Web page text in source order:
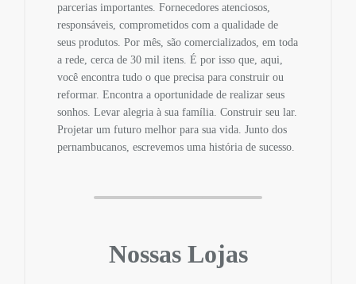
parcerias importantes. Fornecedores atenciosos,
responsáveis, comprometidos com a qualidade de
seus produtos. Por mês, são comercializados, em toda
a rede, cerca de 30 mil itens. É por isso que, aqui,
você encontra tudo o que precisa para construir ou
reformar. Encontra a oportunidade de realizar seus
sonhos. Levar alegria à sua família. Construir seu lar.
Projetar um futuro melhor para sua vida. Junto dos
pernambucanos, escrevemos uma história de sucesso.
Nossas Lojas